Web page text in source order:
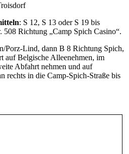
: S 12, S 13 oder S 19 bis
Richtung „Camp Spich Casino“.
Porz-Lind, dann B 8 Richtung Spich,
auf Belgische Alleenehmen, im
Abfahrt nehmen und auf
rechts in die Camp-Spich-Straße bis